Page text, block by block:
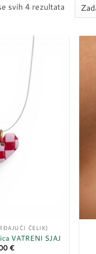
svih 4 rezultata
ČELIK)
VATRENI SJAJ
€